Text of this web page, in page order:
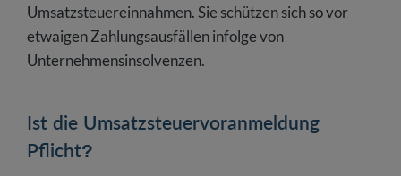
Umsatzsteuereinnahmen. Sie schützen sich so vor
etwaigen Zahlungsausfällen infolge von
Unternehmensinsolvenzen.
Ist die Umsatzsteuervoranmeldung
Pflicht?